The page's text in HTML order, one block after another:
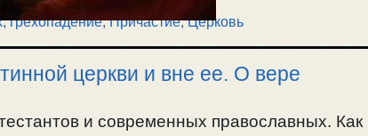
грехопадение,Причастие,Церковь
церкви и вне ее. О вере
и современных православных. Как